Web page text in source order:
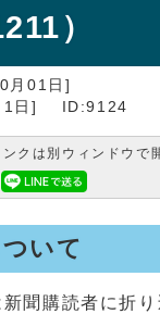
）
月01日]
日]
ID:9124
クは別ウィンドウで
いて
新聞購読者に折